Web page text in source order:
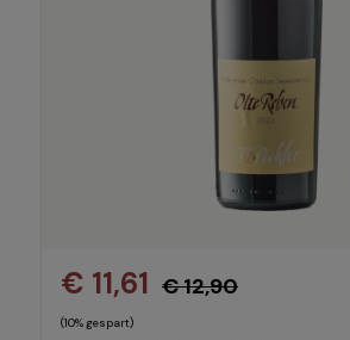
€ 11,61 € 12,90
(10% gespart)